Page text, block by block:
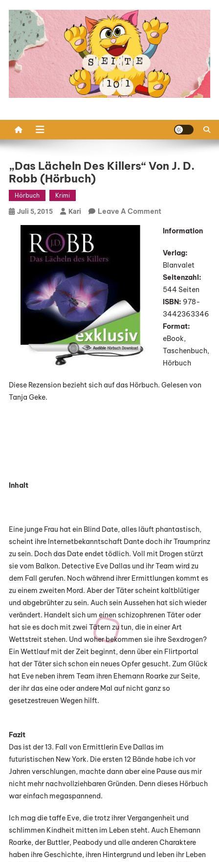
content
„Das Lächeln Des Killers“ Von J. D.
Robb (Hörbuch)
Hörbuch Krimi
Juli 5, 2015 Kari Leave A CommentOn
Lächeln
Killers“
Information
Verlag:
Blanvalet
Seitenzahl:
544 Seiten
ISBN: 978-
3442363346
Format:
eBook,
Taschenbuch,
Hörbuch
Diese Rezension bezieht sich auf das Hörbuch. Gelesen von
Tanja Geke.
Inhalt
Eine junge Frau hat ein Blind Date, alles läuft phantastisch,
scheint ihre Internetbekanntschaft Dante doch ihr Traumprinz
zu sein. Doch das Date endet tödlich. Voll mit Drogen stürzt
sie vom Balkon. Detective Eve Dallas und ihr Team wird zu
dem Fall gerufen. Noch während ihrer Ermittlungen kommt es
zu einem zweiten Mord. Aber der Täter scheint kaltblütiger
und abgebrühter zu sein. Auch sein Aussehen hat sich wieder
verändert. Handelt sich um einen schizophrenen Täter oder
hat sie es doch mit zwei Tätern zu tun, die in einer Art
Wettstreit stehen. Und woher bekommen sie ihre Sexdrogen?
Ein Wettlauf mit der Zeit beginnt, denn über ein Flirtportal
hat der Täter sich schon ein neues Opfer gesucht. Zum Glück
hat Eve neben ihrem Team ihren Ehemann Roarke zur Seite,
der ihr das eine oder andere Mal auf nicht ganz so
gesetzestreuen Wegen hilft.
Fazit
Das ist der 13. Fall von Ermittlerin Eve Dallas im
futuristischen New York. Die ersten 12 Bände habe ich vor
Jahren verschlungen, machte dann aber eine Pause aus mir
nicht mehr nachvollziehbaren Gründen. Denn dieses Hörbuch
war einfach megaspannend.
Ich mag die taffe Eve, die trotz ihrer Vergangenheit und
schlimmen Kindheit mitten im Leben steht. Auch Ehemann
Roarke, der Buttler, Peabody und alle anderen Charaktere
haben ihre Geschichte, ihren Hintergrund und leben ihr Leben